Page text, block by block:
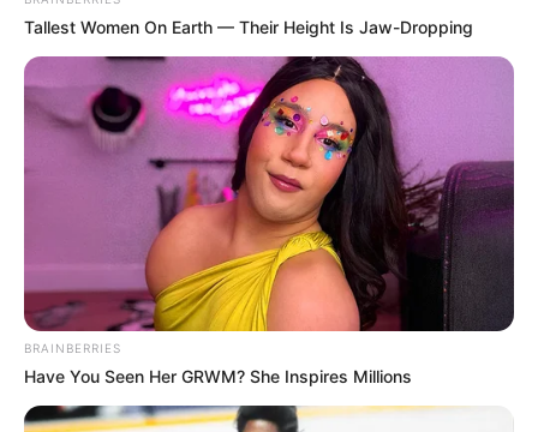
Tallest Women On Earth — Their Height Is Jaw-Dropping
BRAINBERRIES
Have You Seen Her GRWM? She Inspires Millions